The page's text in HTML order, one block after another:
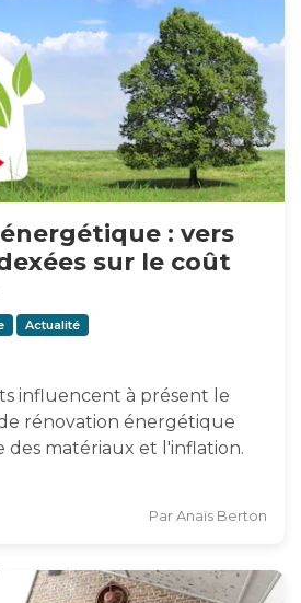
: vers
sur le coût
Actualité
influencent à présent le
rénovation énergétique
des matériaux et l'inflation.
Par Anaïs Berton